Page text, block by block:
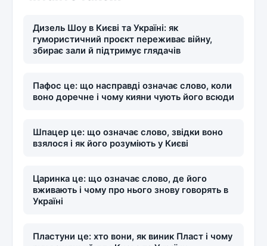
Дизель Шоу в Києві та Україні: як
гумористичний проєкт переживає війну,
збирає зали й підтримує глядачів
Пафос це: що насправді означає слово, коли
воно доречне і чому кияни чують його всюди
Шпацер це: що означає слово, звідки воно
взялося і як його розуміють у Києві
Царинка це: що означає слово, де його
вживають і чому про нього знову говорять в
Україні
Пластуни це: хто вони, як виник Пласт і чому